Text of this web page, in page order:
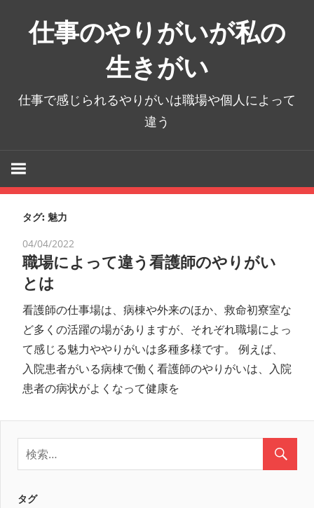
プ
仕事のやりがいが私の
生きがい
仕事で感じられるやりがいは職場や個人によって
違う
タグ: 魅力
04/04/2022
職場によって違う看護師のやりがい
とは
看護師の仕事場は、病棟や外来のほか、救命初寮室な
ど多くの活躍の場がありますが、それぞれ職場によっ
て感じる魅力ややりがいは多種多様です。 例えば、
入院患者がいる病棟で働く看護師のやりがいは、入院
患者の病状がよくなって健康を
タグ